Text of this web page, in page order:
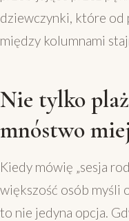
dziewczynki, które od
między kolumnami
Nie tylko
mnóstwo
Kiedy mówię „sesja
większość osób myśli
to nie jedyna opcja.